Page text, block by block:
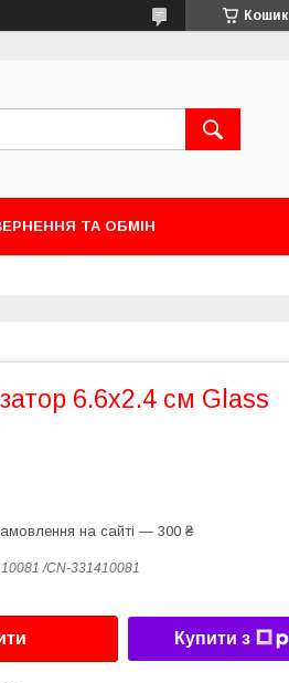
Кошик
ТА ОБМІН
6.6х2.4 см Glass
на сайті — 300 ₴
10081 /CN-331410081
Купити з